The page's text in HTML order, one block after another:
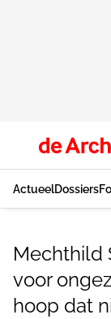
ActueelDossiers
Mechthild
voor
hoop dat